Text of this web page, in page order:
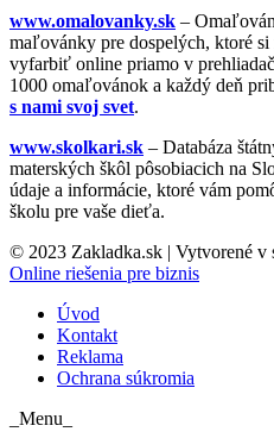
www.omalovanky.sk –
maľovánky pre dospelých, ktoré
vyfarbiť online priamo v
1000 omaľovánok a každý deň
s nami svoj svet.
www.skolkari.sk – Databáza
materských škôl pôsobiacich na
údaje a informácie, ktoré vám
školu pre vaše dieťa.
© 2023 Zakladka.sk | Vytvorené v
Online riešenia pre biznis
Úvod
Kontakt
Reklama
Ochrana súkromia
_Menu_